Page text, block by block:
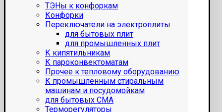
ТЭНы к конфоркам
Конфорки
Переключатели на электроплиты
для бытовых плит
для промышленных плит
К кипятильникам
К пароконвектоматам
Прочее к тепловому оборудованию
К промышленным стиральным
машинам и посудомойкам
для бытовых СМА
Терморегуляторы